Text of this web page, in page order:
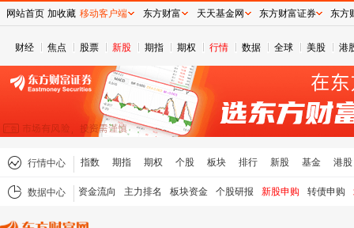
财经 焦点 股票 新股 期指 期权 行情 数据 全球 美股 港
行情中心 指数 期指 期权 个股 板块 排行 新股 基金 港股
数据中心 资金流向 主力排名 板块资金 个股研报 新股申购 转债申购
网站首页 加收藏 移动客户端 东方财富 天天基金网 东方财富证券 东方